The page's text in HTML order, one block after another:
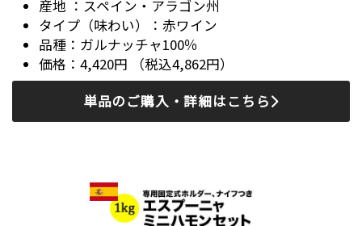
スペイン・アラゴン州
赤ワイン
ガルナッチャ100％
4,420円 （税込4,862円）
単品のご購入・詳細はこちら